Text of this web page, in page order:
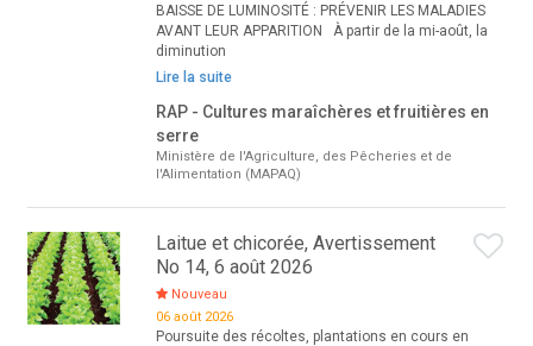
BAISSE DE LUMINOSITÉ : PRÉVENIR LES MALADIES
AVANT LEUR APPARITION À partir de la mi-août, la
diminution
Lire la suite
RAP - Cultures maraîchères et fruitières en
serre
Ministère de l'Agriculture, des Pêcheries et de
l'Alimentation (MAPAQ)
Laitue et chicorée, Avertissement
No 14, 6 août 2026
Nouveau
06 août 2026
Poursuite des récoltes, plantations en cours en